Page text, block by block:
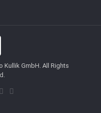
Kullik GmbH. All Rights